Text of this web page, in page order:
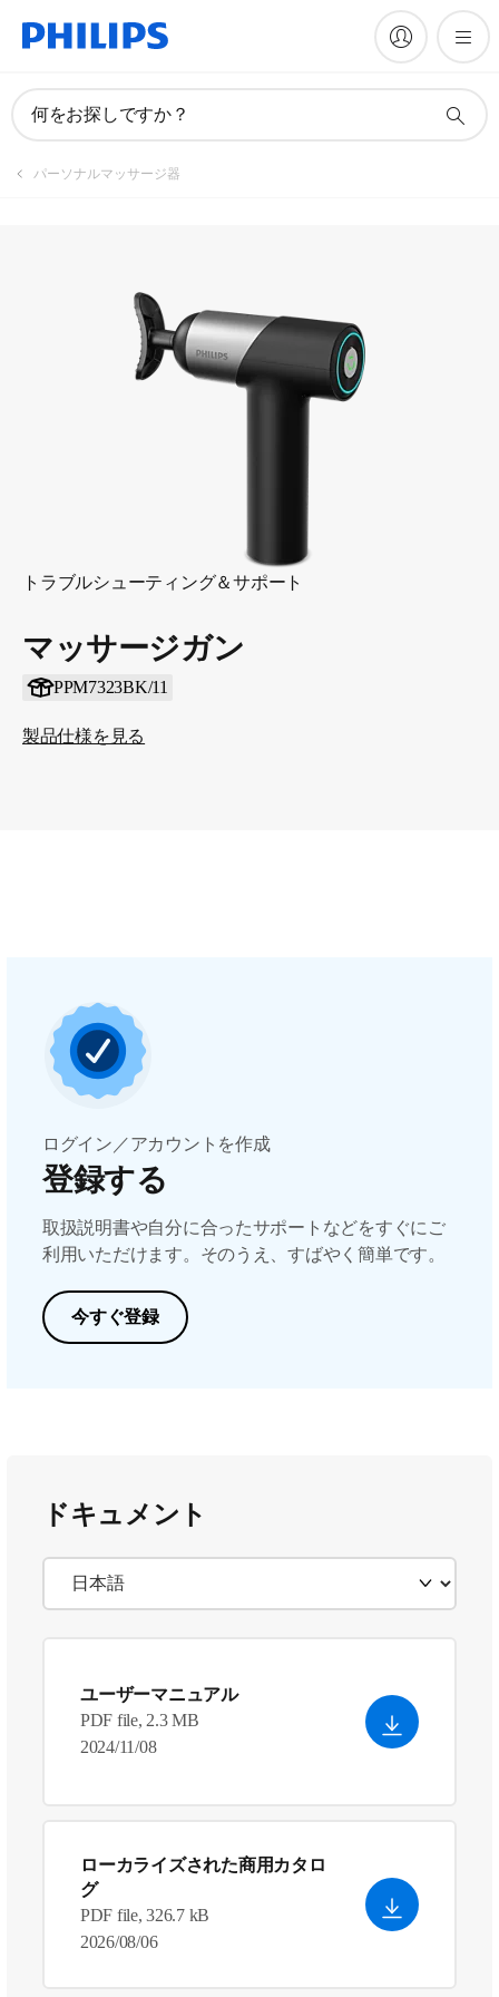
何をお探しですか？
パーソナルマッサージ器
トラブルシューティング＆サポート
マッサージガン
PPM7323BK/11
製品仕様を見る
マニュアルとドキュメント
ログイン／アカウントを作成
登録する
取扱説明書や自分に合ったサポートなどをすぐにご
利用いただけます。そのうえ、すばやく簡単です。
今すぐ登録
ドキュメント
ユーザーマニュアル
PDF file, 2.3 MB
2024/11/08
ローカライズされた商用カタロ
グ
PDF file, 326.7 kB
2026/08/06